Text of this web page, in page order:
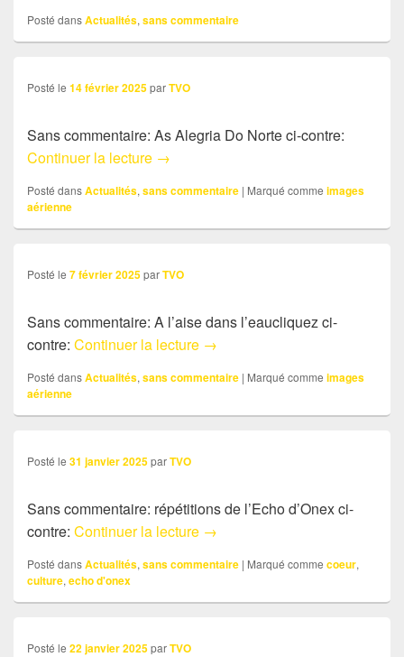
Posté dansActualités, sans commentaire
Posté le 14 février 2025parTVO
Sans commentaire: As Alegria Do Norte ci-contre:
Continuer la lecture Sans commentaire: As Alegria Do
→
Posté dansActualités, sans commentaire | Marqué comme images
aérienne
Posté le 7 février 2025parTVO
Sans commentaire: A l’aise dans l’eaucliquez ci-
contre: Continuer la lecture Sans commentaire: Image
→
Posté dansActualités, sans commentaire | Marqué comme images
aérienne
Posté le 31 janvier 2025parTVO
Sans commentaire: répétitions de l’Echo d’Onex ci-
contre: Continuer la lecture Sans commentaire: répétitions
→
Posté dansActualités, sans commentaire | Marqué comme coeur,
culture, echo d'onex
Posté le 22 janvier 2025parTVO